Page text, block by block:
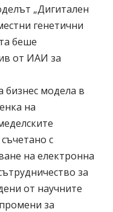
„Дигитален
генетични
беше
от ИАИ за
бизнес модела в
на
с
на електронна
за
от научните
за